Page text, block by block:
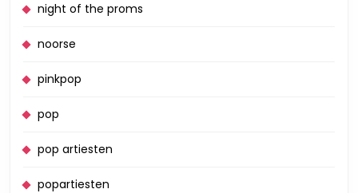
night of the proms
noorse
pinkpop
pop
pop artiesten
popartiesten